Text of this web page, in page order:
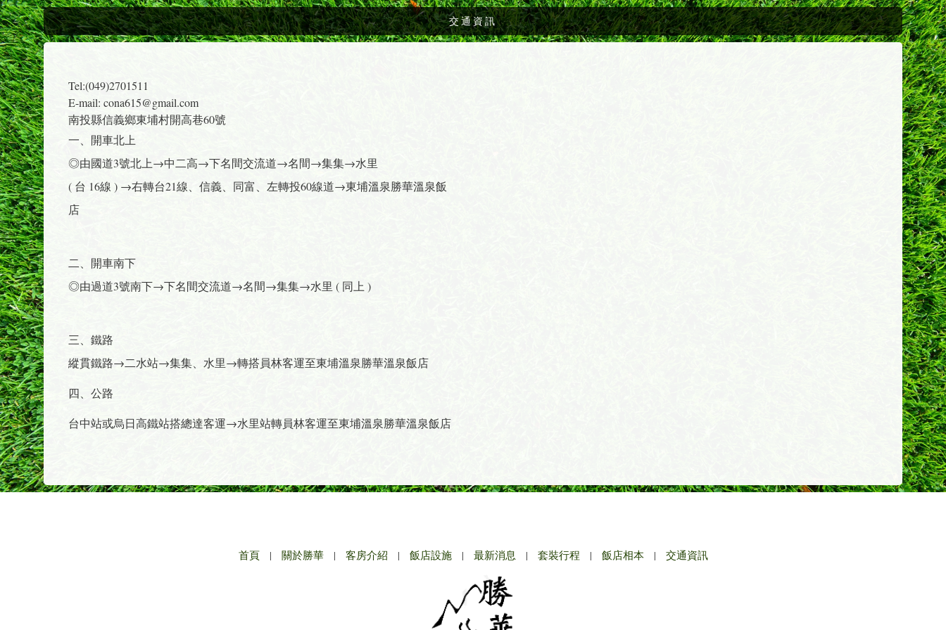
交通資訊
Tel:(049)2701511
E-mail: cona615@gmail.com
南投縣信義鄉東埔村開高巷60號
一、開車北上
◎由國道3號北上→中二高→下名間交流道→名間→集集→水里
( 台 16線 ) →右轉台21線、信義、同富、左轉投60線道→東埔溫泉勝華溫泉飯
店
二、開車南下
◎由過道3號南下→下名間交流道→名間→集集→水里 ( 同上 )
三、鐵路
縱貫鐵路→二水站→集集、水里→轉搭員林客運至東埔溫泉勝華溫泉飯店
四、公路
台中站或烏日高鐵站搭總達客運→水里站轉員林客運至東埔溫泉勝華溫泉飯店
首頁 | 關於勝華 | 客房介紹 | 飯店設施 | 最新消息 | 套裝行程 | 飯店相本 | 交通資訊